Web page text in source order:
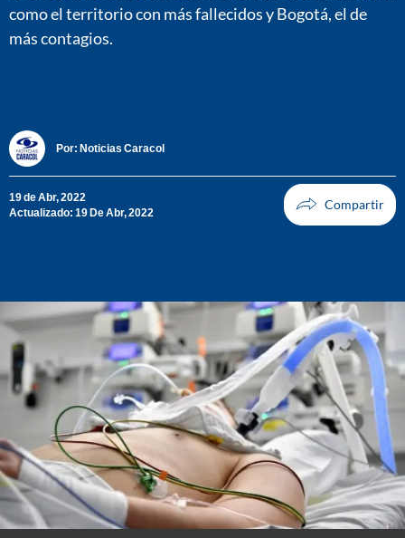
como el territorio con más fallecidos y Bogotá, el de
más contagios.
Por: Noticias Caracol
19 de Abr, 2022
Actualizado: 19 De Abr, 2022